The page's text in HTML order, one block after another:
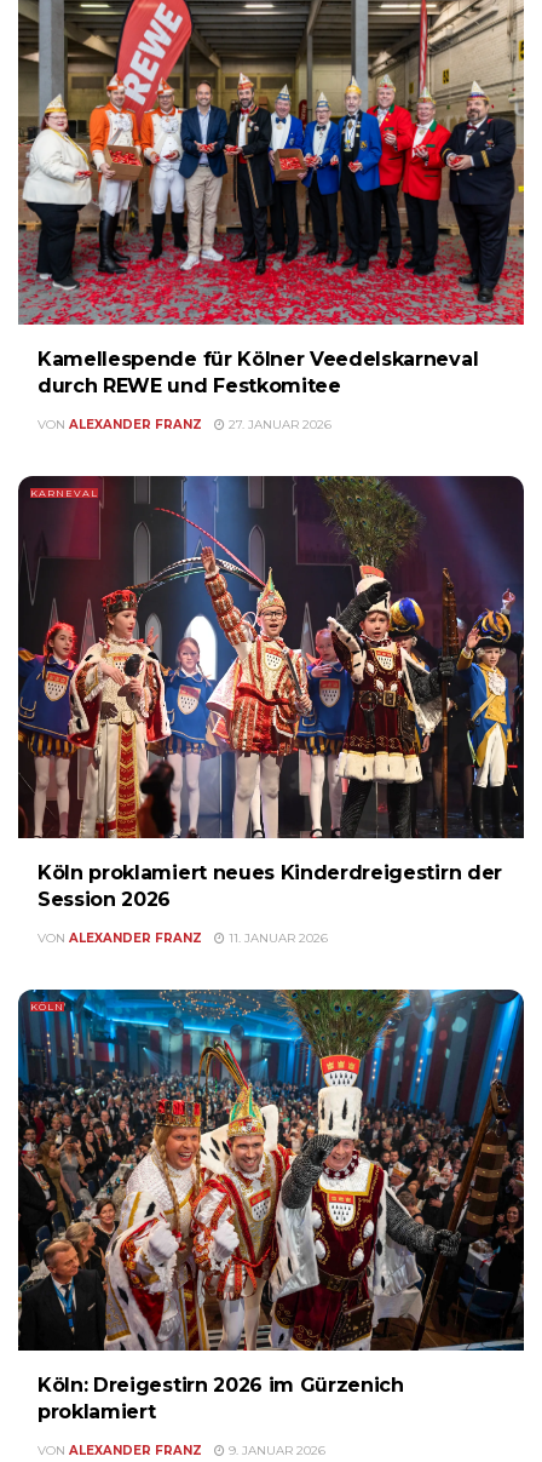
Kamellespende für Kölner Veedelskarneval
durch REWE und Festkomitee
VON ALEXANDER FRANZ 27. JANUAR 2026
KARNEVAL
Köln proklamiert neues Kinderdreigestirn der
Session 2026
VON ALEXANDER FRANZ 11. JANUAR 2026
KÖLN
Köln: Dreigestirn 2026 im Gürzenich
proklamiert
VON ALEXANDER FRANZ 9. JANUAR 2026